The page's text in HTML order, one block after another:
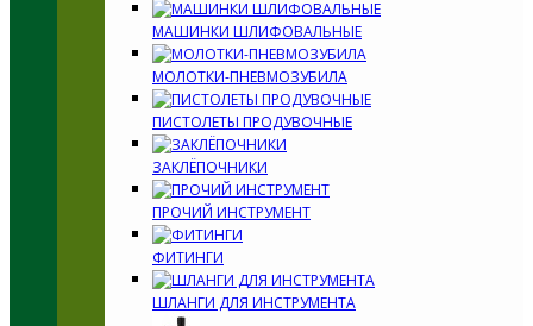
МАШИНКИ ШЛИФОВАЛЬНЫЕ
МОЛОТКИ-ПНЕВМОЗУБИЛА
ПИСТОЛЕТЫ ПРОДУВОЧНЫЕ
ЗАКЛЁПОЧНИКИ
ПРОЧИЙ ИНСТРУМЕНТ
ФИТИНГИ
ШЛАНГИ ДЛЯ ИНСТРУМЕНТА